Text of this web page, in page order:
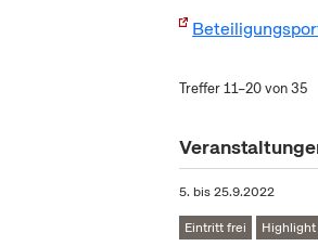
Treffer 11–20 von 35
5. bis25.9.2022
Eintritt frei Highlight